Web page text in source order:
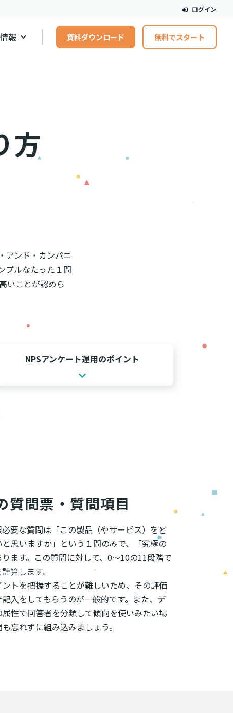
ログイン
報 資料ダウンロード 無料でスタート
方
アンド・カンパニ
プルなたった１問
いことが認めら
NPSアンケート運用のポイント
質問票・質問項目
要な質問は「この製品（やサービス）をど
思いますか」という１問のみで、「究極の
ます。この質問に対して、0〜10の11段階で
算します。
トを把握することが難しいため、その評価
入をしてもらうのが一般的です。また、デ
性で回答者を分類して傾向を使いみたい場
忘れずに組み込みましょう。